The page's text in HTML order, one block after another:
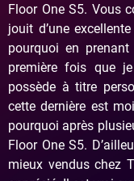
Floor One S5. Vous
jouit d’une
pourquoi en
première fois que
possède à titre
cette dernière est
pourquoi après
Floor One S5.
mieux vendus chez